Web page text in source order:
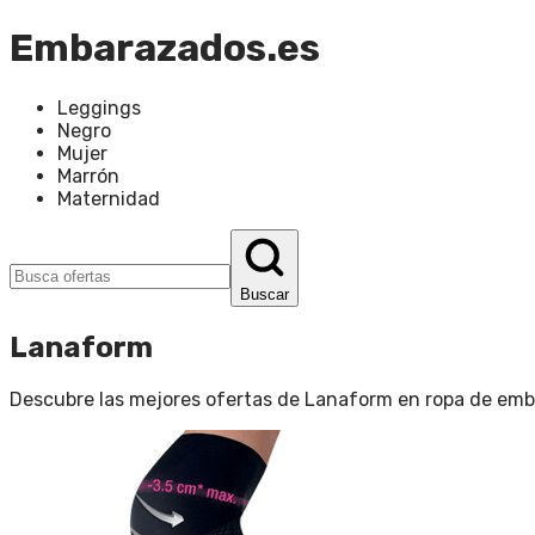
Embarazados.es
Leggings
Negro
Mujer
Marrón
Maternidad
Buscar
Lanaform
Descubre las mejores ofertas de Lanaform en ropa de